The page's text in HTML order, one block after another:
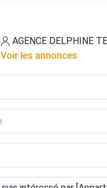
AGENCE DELPHINE
Voir les annonces